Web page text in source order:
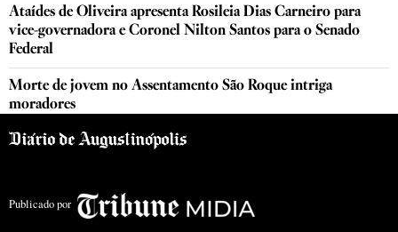
Ataídes de Oliveira apresenta Rosileia Dias Carneiro para
vice-governadora e Coronel Nilton Santos para o Senado
Federal
Morte de jovem no Assentamento São Roque intriga
moradores
Publicado por